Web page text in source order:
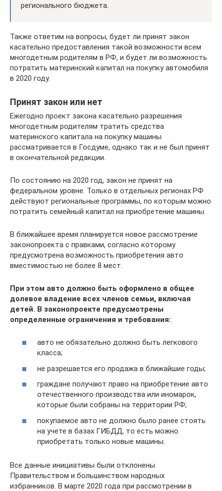
регионального бюджета.
Также ответим на вопросы, будет ли принят закон
касательно предоставления такой возможности всем
многодетным родителям в РФ, и будет ли возможность
потратить материнский капитал на покупку автомобиля
в 2020 году.
Принят закон или нет
Ежегодно проект закона касательно разрешения
многодетным родителям тратить средства
материнского капитала на покупку машины
рассматривается в Госдуме, однако так и не был принят
в окончательной редакции.
По состоянию на 2020 год, закон не принят на
федеральном уровне. Только в отдельных регионах РФ
действуют региональные программы, по которым можно
потратить семейный капитал на приобретение машины.
В ближайшее время планируется новое рассмотрение
законопроекта с правками, согласно которому
предусмотрена возможность приобретения авто
вместимостью не более 8 мест.
При этом авто должно быть оформлено в общее
долевое владение всех членов семьи, включая
детей. В законопроекте предусмотрены
определенные ограничения и требования:
авто не обязательно должно быть легкового
класса;
не разрешается его продажа в ближайшие годы;
граждане получают право на приобретение авто
отечественного производства или иномарок,
которые были собраны на территории РФ;
покупаемое авто не должно было ранее стоять
на учете в базах ГИБДД, то есть можно
приобретать только новые машины.
Все данные инициативы были отклонены
Правительством и большинством народных
избранников. В марте 2020 года при рассмотрении в